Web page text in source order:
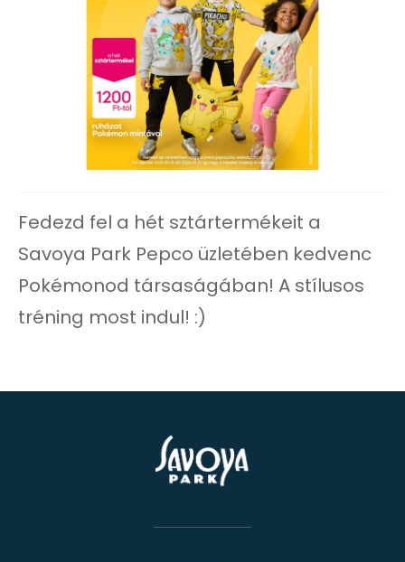
Fedezd fel a hét sztártermékeit a
Savoya Park Pepco üzletében kedvenc
Pokémonod társaságában! A stílusos
tréning most indul! :)